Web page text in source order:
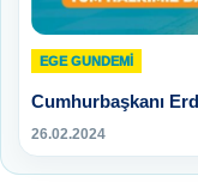
EGE GUNDEMİ
Cumhurbaşkanı
26.02.2024